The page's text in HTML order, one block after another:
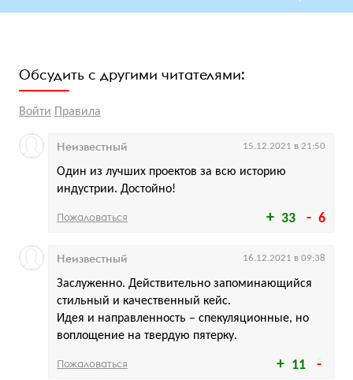
Обсудить с другими читателями:
Войти Правила
33 6
Один из лучших проектов за всю историю
индустрии. Достойно!
Неизвестный 15.12.2021 в 21:50
Пожаловаться
11
Заслуженно. Действительно запоминающийся
стильный и качественный кейс.
Идея и направленность – спекуляционные, но
воплощение на твердую пятерку.
Неизвестный 16.12.2021 в 09:38
Пожаловаться